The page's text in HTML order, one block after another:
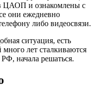
ЦАОП и ознакомлены с
они ежедневно
либо видеосвязи.
ситуация, есть
лет сталкиваются
начала решаться.